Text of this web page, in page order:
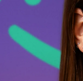
issa™ Teeth
Polski
Türkçe
发货国家